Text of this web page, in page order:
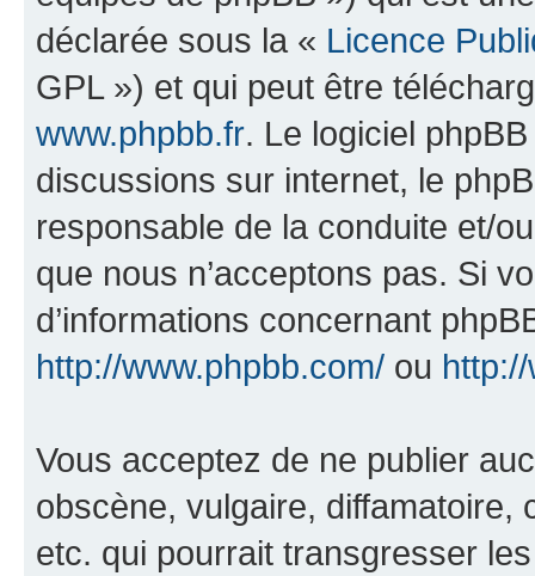
déclarée sous la « Licence
GPL ») et qui peut être
www.phpbb.fr. Le logiciel
discussions sur internet, le
responsable de la conduite et/
que nous n’acceptons pas. Si
d’informations concernant
http://www.phpbb.com/ ou
Vous acceptez de ne publier
obscène, vulgaire, diffamatoire,
etc. qui pourrait transgresser